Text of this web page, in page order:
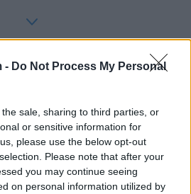
- Do Not Process My Personal
sale, sharing to third parties, or
or sensitive information for
please use the below opt-out
Please note that after your
you may continue seeing
on personal information utilized by
vējš – te negants, te